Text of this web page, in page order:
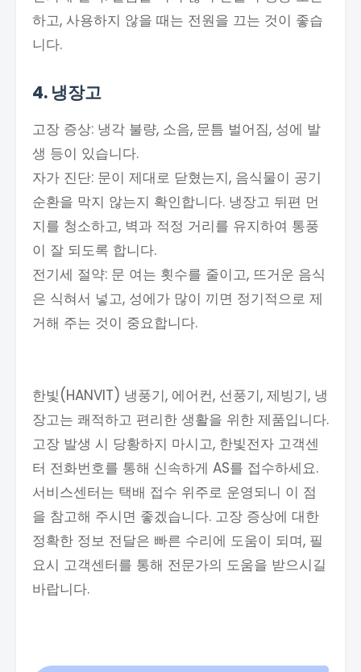
하고, 사용하지 않을 때는 전원을 끄는 것이 좋습
니다.
4. 냉장고
고장 증상: 냉각 불량, 소음, 문틈 벌어짐, 성에 발
생 등이 있습니다.
자가 진단: 문이 제대로 닫혔는지, 음식물이 공기
순환을 막지 않는지 확인합니다. 냉장고 뒤편 먼
지를 청소하고, 벽과 적정 거리를 유지하여 통풍
이 잘 되도록 합니다.
전기세 절약: 문 여는 횟수를 줄이고, 뜨거운 음식
은 식혀서 넣고, 성에가 많이 끼면 정기적으로 제
거해 주는 것이 중요합니다.
한빛(HANVIT) 냉풍기, 에어컨, 선풍기, 제빙기, 냉
장고는 쾌적하고 편리한 생활을 위한 제품입니다.
고장 발생 시 당황하지 마시고, 한빛전자 고객센
터 전화번호를 통해 신속하게 AS를 접수하세요.
서비스센터는 택배 접수 위주로 운영되니 이 점
을 참고해 주시면 좋겠습니다. 고장 증상에 대한
정확한 정보 전달은 빠른 수리에 도움이 되며, 필
요시 고객센터를 통해 전문가의 도움을 받으시길
바랍니다.